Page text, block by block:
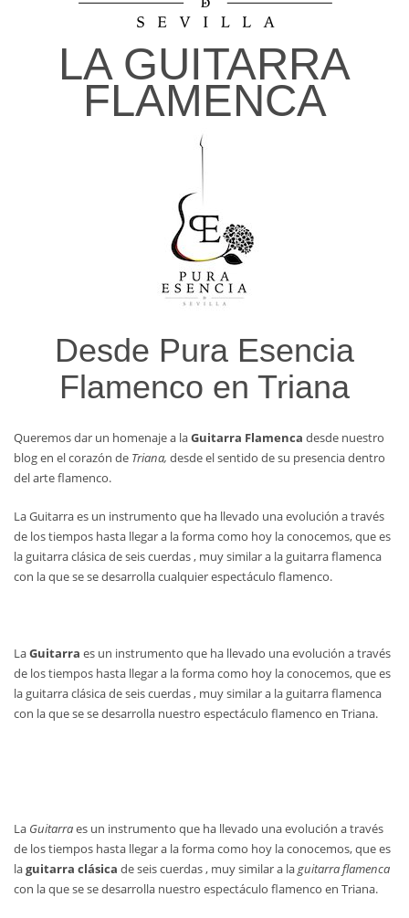
LA GUITARRA
FLAMENCA
Desde Pura Esencia
Flamenco en Triana
Queremos dar un homenaje a laGuitarra Flamenca desde nuestro
blog en el corazón de Triana, desde el sentido de su presencia dentro
del arte flamenco.
La Guitarra es un instrumento que ha llevado una evolución a través
de los tiempos hasta llegar a la forma como hoy la conocemos, que es
la guitarra clásica de seis cuerdas , muy similar a la guitarra flamenca
con la que se se desarrolla cualquier espectáculo flamenco.
LaGuitarra es un instrumento que ha llevado una evolución a través
de los tiempos hasta llegar a la forma como hoy la conocemos, que es
la guitarra clásica de seis cuerdas , muy similar a la guitarra flamenca
con la que se se desarrolla nuestro espectáculo flamenco en Triana.
La Guitarraes un instrumento que ha llevado una evolución a través
de los tiempos hasta llegar a la forma como hoy la conocemos, que es
laguitarra clásica de seis cuerdas , muy similar a laguitarra flamenca
con la que se se desarrolla nuestro espectáculo flamenco en Triana.